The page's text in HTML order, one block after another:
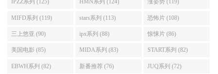
IPZZ系列 (125) HMN系列 (124) 涨姿势 (119)
MIFD系列 (119) stars系列 (113) 恐怖片 (108)
三上悠亚 (90) ipx系列 (88) 惊悚片 (86)
美国电影 (85) MIDA系列 (83) START系列 (82)
EBWH系列 (82) 新番推荐 (76) JUQ系列 (72)